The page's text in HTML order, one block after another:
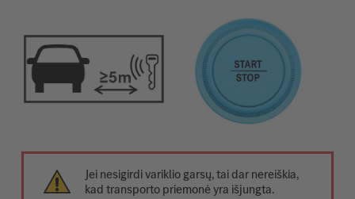
Jei nesigirdi variklio garsų, tai dar nereiškia,
kad transporto priemonė yra išjungta.